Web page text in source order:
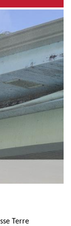
Terre